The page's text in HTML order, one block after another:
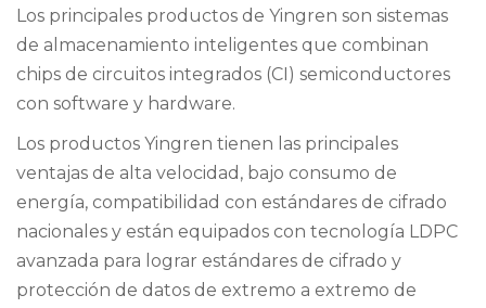
Los principales productos de Yingren son sistemas
de almacenamiento inteligentes que combinan
chips de circuitos integrados (CI) semiconductores
con software y hardware.
Los productos Yingren tienen las principales
ventajas de alta velocidad, bajo consumo de
energía, compatibilidad con estándares de cifrado
nacionales y están equipados con tecnología LDPC
avanzada para lograr estándares de cifrado y
protección de datos de extremo a extremo de